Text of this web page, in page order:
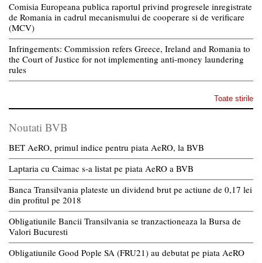
Comisia Europeana publica raportul privind progresele inregistrate
de Romania in cadrul mecanismului de cooperare si de verificare
(MCV)
Infringements: Commission refers Greece, Ireland and Romania to
the Court of Justice for not implementing anti-money laundering
rules
Toate stirile
Noutati BVB
BET AeRO, primul indice pentru piata AeRO, la BVB
Laptaria cu Caimac s-a listat pe piata AeRO a BVB
Banca Transilvania plateste un dividend brut pe actiune de 0,17 lei
din profitul pe 2018
Obligatiunile Bancii Transilvania se tranzactioneaza la Bursa de
Valori Bucuresti
Obligatiunile Good Pople SA (FRU21) au debutat pe piata AeRO